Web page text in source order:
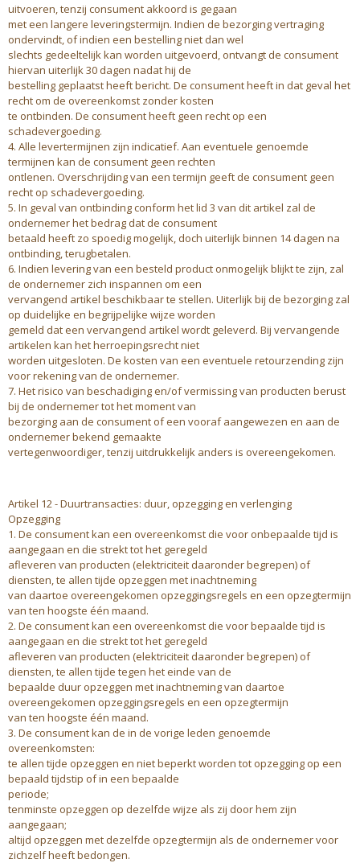
uitvoeren, tenzij consument akkoord is gegaan
met een langere leveringstermijn. Indien de bezorging vertraging
ondervindt, of indien een bestelling niet dan wel
slechts gedeeltelijk kan worden uitgevoerd, ontvangt de consument
hiervan uiterlijk 30 dagen nadat hij de
bestelling geplaatst heeft bericht. De consument heeft in dat geval het
recht om de overeenkomst zonder kosten
te ontbinden. De consument heeft geen recht op een
schadevergoeding.
4. Alle levertermijnen zijn indicatief. Aan eventuele genoemde
termijnen kan de consument geen rechten
ontlenen. Overschrijding van een termijn geeft de consument geen
recht op schadevergoeding.
5. In geval van ontbinding conform het lid 3 van dit artikel zal de
ondernemer het bedrag dat de consument
betaald heeft zo spoedig mogelijk, doch uiterlijk binnen 14 dagen na
ontbinding, terugbetalen.
6. Indien levering van een besteld product onmogelijk blijkt te zijn, zal
de ondernemer zich inspannen om een
vervangend artikel beschikbaar te stellen. Uiterlijk bij de bezorging zal
op duidelijke en begrijpelijke wijze worden
gemeld dat een vervangend artikel wordt geleverd. Bij vervangende
artikelen kan het herroepingsrecht niet
worden uitgesloten. De kosten van een eventuele retourzending zijn
voor rekening van de ondernemer.
7. Het risico van beschadiging en/of vermissing van producten berust
bij de ondernemer tot het moment van
bezorging aan de consument of een vooraf aangewezen en aan de
ondernemer bekend gemaakte
vertegenwoordiger, tenzij uitdrukkelijk anders is overeengekomen.
Artikel 12 - Duurtransacties: duur, opzegging en verlenging
Opzegging
1. De consument kan een overeenkomst die voor onbepaalde tijd is
aangegaan en die strekt tot het geregeld
afleveren van producten (elektriciteit daaronder begrepen) of
diensten, te allen tijde opzeggen met inachtneming
van daartoe overeengekomen opzeggingsregels en een opzegtermijn
van ten hoogste één maand.
2. De consument kan een overeenkomst die voor bepaalde tijd is
aangegaan en die strekt tot het geregeld
afleveren van producten (elektriciteit daaronder begrepen) of
diensten, te allen tijde tegen het einde van de
bepaalde duur opzeggen met inachtneming van daartoe
overeengekomen opzeggingsregels en een opzegtermijn
van ten hoogste één maand.
3. De consument kan de in de vorige leden genoemde
overeenkomsten:
te allen tijde opzeggen en niet beperkt worden tot opzegging op een
bepaald tijdstip of in een bepaalde
periode;
tenminste opzeggen op dezelfde wijze als zij door hem zijn
aangegaan;
altijd opzeggen met dezelfde opzegtermijn als de ondernemer voor
zichzelf heeft bedongen.